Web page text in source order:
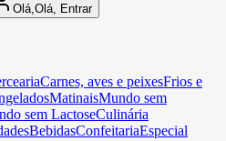
Olá, Olá, Entrar
Carnes, aves e peixesFrios e
MatinaisMundo sem
sem LactoseCulinária
BebidasConfeitariaEspecial